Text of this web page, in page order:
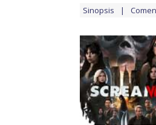
Sinopsis